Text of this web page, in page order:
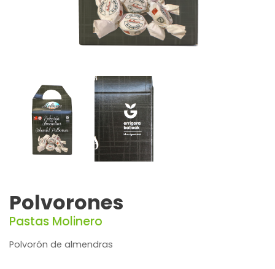
Polvorones
Pastas Molinero
Polvorón de almendras